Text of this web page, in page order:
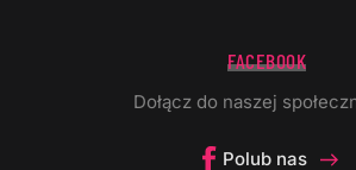
FACEBOOK
Dołącz do naszej
Polub nas